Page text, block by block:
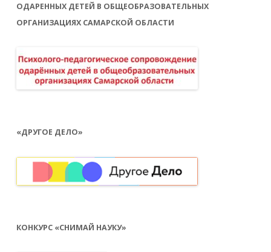
ОДАРЕННЫХ ДЕТЕЙ В ОБЩЕОБРАЗОВАТЕЛЬНЫХ
ОРГАНИЗАЦИЯХ САМАРСКОЙ ОБЛАСТИ
«ДРУГОЕ ДЕЛО»
КОНКУРС «СНИМАЙ НАУКУ»